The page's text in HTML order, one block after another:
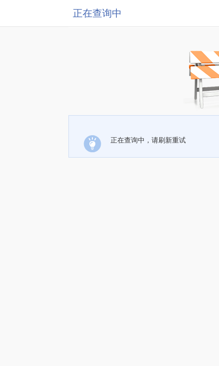
正在查询中
正在查询中，请刷新重试